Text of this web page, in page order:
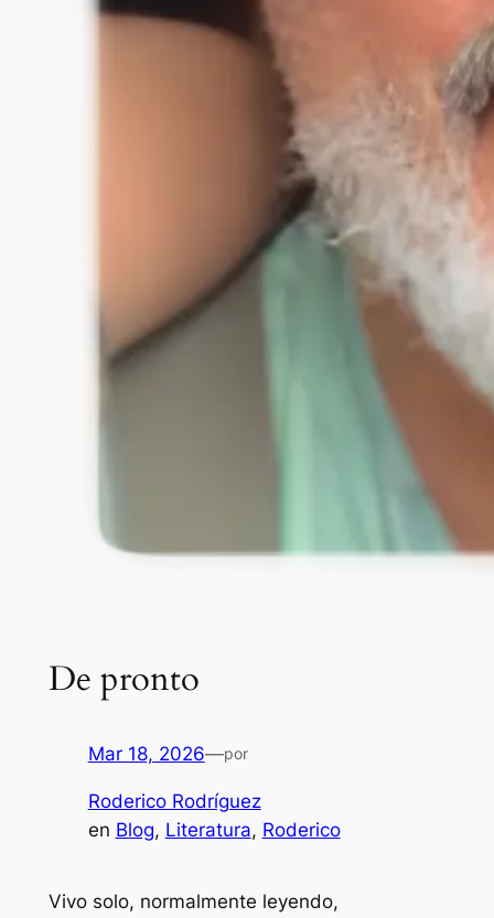
De pronto
Mar 18, 2026—por
Roderico Rodríguez
en Blog, Literatura, Roderico
Vivo solo, normalmente leyendo,